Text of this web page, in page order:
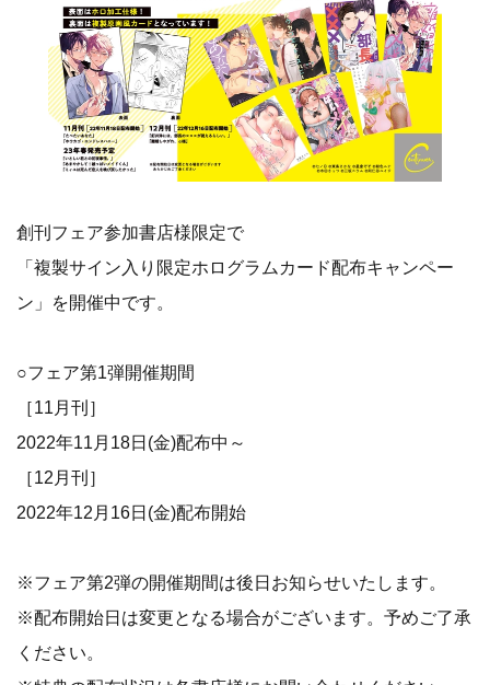
創刊フェア参加書店様限定で
「複製サイン入り限定ホログラムカード配布キャンペー
ン」を開催中です。
○フェア第1弾開催期間
［11月刊］
2022年11月18日(金)配布中～
［12月刊］
2022年12月16日(金)配布開始
※フェア第2弾の開催期間は後日お知らせいたします。
※配布開始日は変更となる場合がございます。予めご了承
ください。